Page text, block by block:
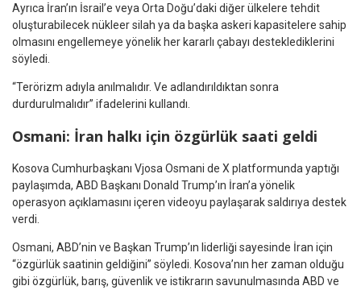
Ayrıca İran’ın İsrail’e veya Orta Doğu’daki diğer ülkelere tehdit
oluşturabilecek nükleer silah ya da başka askeri kapasitelere sahip
olmasını engellemeye yönelik her kararlı çabayı desteklediklerini
söyledi.
“Terörizm adıyla anılmalıdır. Ve adlandırıldıktan sonra
durdurulmalıdır” ifadelerini kullandı.
Osmani: İran halkı için özgürlük saati geldi
Kosova Cumhurbaşkanı Vjosa Osmani de X platformunda yaptığı
paylaşımda, ABD Başkanı Donald Trump’ın İran’a yönelik
operasyon açıklamasını içeren videoyu paylaşarak saldırıya destek
verdi.
Osmani, ABD’nin ve Başkan Trump’ın liderliği sayesinde İran için
“özgürlük saatinin geldiğini” söyledi. Kosova’nın her zaman olduğu
gibi özgürlük, barış, güvenlik ve istikrarın savunulmasında ABD ve